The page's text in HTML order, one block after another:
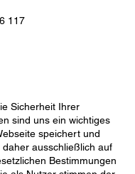
117
Sicherheit Ihrer
sind uns ein wichtiges
speichert und
ausschließlich auf
Bestimmungen